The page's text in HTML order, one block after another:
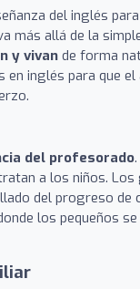
del inglés
más allá de la
y vivan de forma
inglés para que el
del profesorado
a los niños.
del progreso de
los pequeños